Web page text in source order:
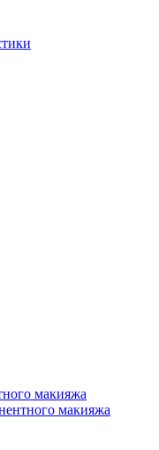
макияжа
макияжа